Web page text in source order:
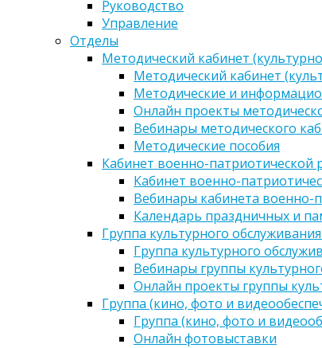
Руководство
Управление
Отделы
Методический кабинет
Методический кабинет
Методические и
Онлайн проекты
Вебинары методического
Методические пособия
Кабинет военно-патриотической
Кабинет военно-
Вебинары кабинета военно-
Календарь праздничных и
Группа культурного
Группа культурного
Вебинары группы
Онлайн проекты группы
Группа (кино, фото и
Группа (кино, фото и
Онлайн фотовыставки